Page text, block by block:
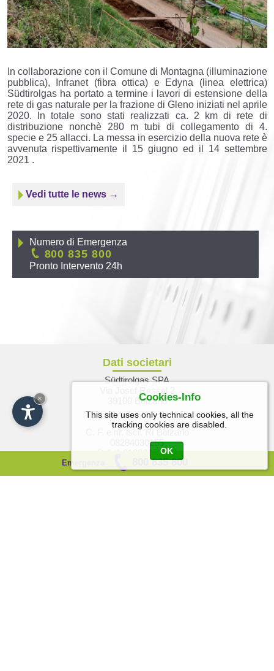
Emergenza 800 835 800
In collaborazione con il Comune di Montagna (illuminazione
pubblica), Infranet (fibra ottica) e Edyna (linea elettrica)
Südtirolgas ha portato a termine i lavori di estensione della
rete di gas naturale per la frazione di Gleno iniziati nel aprile
2020. In totale sono stati realizzati ca. 2 km di rete di
distribuzione nonchè 280 m tubi di collegamento di 4.
specie e 25 allacci. La messa in esercizio della nuova rete è
avvenuta rispettivamente il 15 giugno ed il 14 settembre
2021 .
Vedi tutte le news →
Numero di Emergenza
800 835 800
Pronto Intervento 24h
Dati societari
Südtirolgas SPA
39100 Bolzano
C. F. e nr. iscr. RI Bolzano
08284030155
P. IVA 01396650218
Capitale sociale:
€ 16.400.000,00 i.v.
Cookies-Info
This site uses only technical cookies, all the
tracking cookies are disabled.
OK
×